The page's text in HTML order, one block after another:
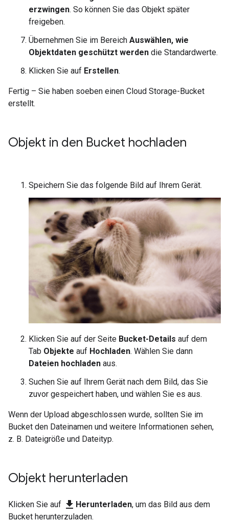
erzwingen. So können Sie das Objekt später
freigeben.
Übernehmen Sie im Bereich Auswählen, wie
Objektdaten geschützt werden die Standardwerte.
Klicken Sie auf Erstellen.
Fertig – Sie haben soeben einen Cloud Storage-Bucket
erstellt.
Objekt in den Bucket hochladen
Speichern Sie das folgende Bild auf Ihrem Gerät.
Klicken Sie auf der Seite Bucket-Details auf dem
Tab Objekte auf Hochladen. Wählen Sie dann
Dateien hochladen aus.
Suchen Sie auf Ihrem Gerät nach dem Bild, das Sie
zuvor gespeichert haben, und wählen Sie es aus.
Wenn der Upload abgeschlossen wurde, sollten Sie im
Bucket den Dateinamen und weitere Informationen sehen,
z. B. Dateigröße und Dateityp.
Objekt herunterladen
Klicken Sie auf download Herunterladen, um das Bild aus dem
Bucket herunterzuladen.